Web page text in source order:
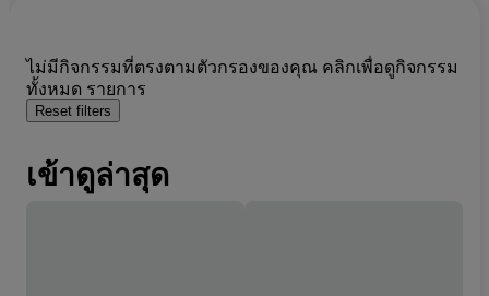
ไม่มีกิจกรรมที่ตรงตามตัวกรองของคุณ คลิกเพื่อดูกิจกรรม
ทั้งหมด รายการ
Reset filters
เข้าดูล่าสุด